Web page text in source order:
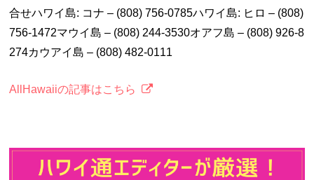
合せハワイ島: コナ – (808) 756-0785ハワイ島: ヒロ – (808)
756-1472マウイ島 – (808) 244-3530オアフ島 – (808) 926-8
274カウアイ島 – (808) 482-0111
AllHawaiiの記事はこちら